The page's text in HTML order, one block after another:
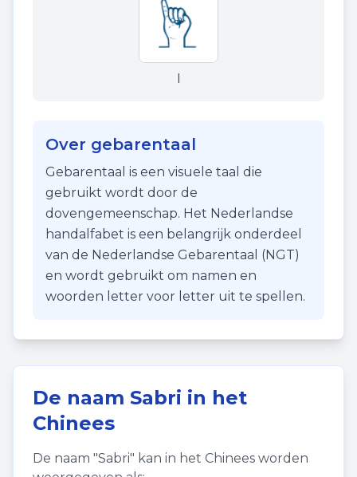
I
Over gebarentaal
Gebarentaal is een visuele taal die
gebruikt wordt door de
dovengemeenschap. Het Nederlandse
handalfabet is een belangrijk onderdeel
van de Nederlandse Gebarentaal (NGT)
en wordt gebruikt om namen en
woorden letter voor letter uit te spellen.
De naam Sabri in het
Chinees
De naam "Sabri" kan in het Chinees worden